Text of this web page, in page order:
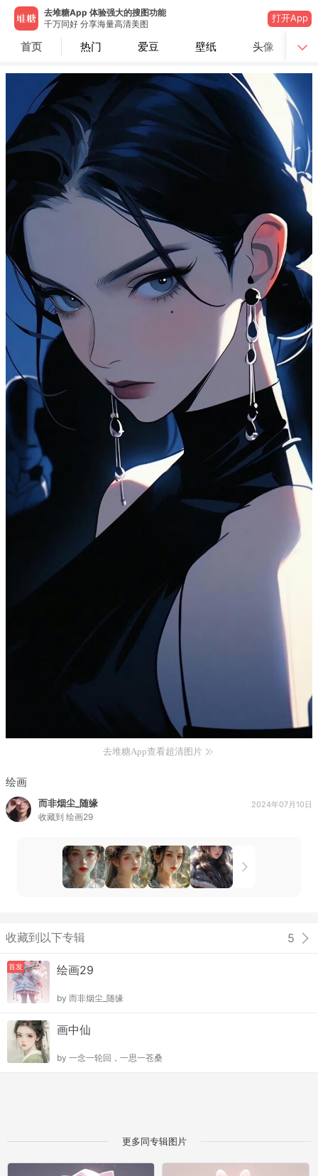
去堆糖App 体验强大的搜图功能
千万同好 分享海量高清美图
打开App
首页 热门 爱豆 壁纸 头像
去堆糖App查看超清图片
绘画
而非烟尘_随缘
收藏到 绘画29
2024年07月10日
收藏到以下专辑 5
首发 绘画29
by 而非烟尘_随缘
画中仙
by 一念一轮回，一思一苍桑
更多同专辑图片